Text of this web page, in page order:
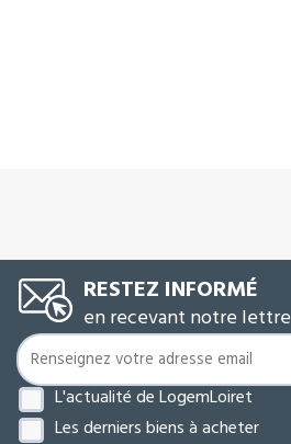
RESTEZ INFORMÉ
en recevant notre lettre
L'actualité de LogemLoiret
Les derniers biens à acheter